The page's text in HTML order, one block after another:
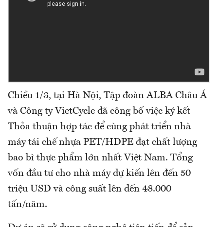
Chiều 1/3, tại Hà Nội, Tập đoàn ALBA Châu Á
và Công ty VietCycle đã công bố việc ký kết
Thỏa thuận hợp tác để cùng phát triển nhà
máy tái chế nhựa PET/HDPE đạt chất lượng
bao bì thực phẩm lớn nhất Việt Nam. Tổng
vốn đầu tư cho nhà máy dự kiến lên đến 50
triệu USD và công suất lên đến 48.000
tấn/năm.